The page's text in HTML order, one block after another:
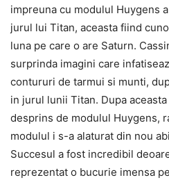
impreuna cu modulul Huygens
jurul lui Titan, aceasta fiind
luna pe care o are Saturn.
surprinda imagini care
contururi de tarmui si munti,
in jurul lunii Titan. Dupa
desprins de modulul Huygens,
modulul i s-a alaturat din nou
Succesul a fost incredibil
reprezentat o bucurie imensa